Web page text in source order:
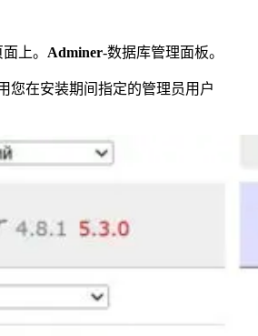
上。 Adminer-数据库管理面板。
您在安装期间指定的管理员用户